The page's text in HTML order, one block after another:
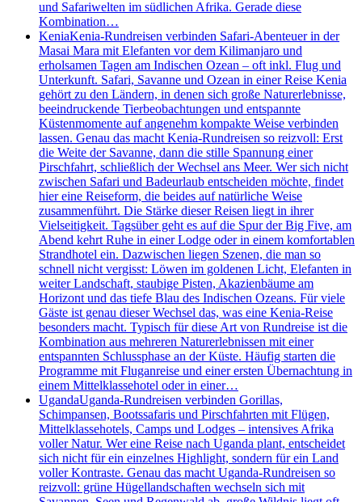
und Safariwelten im südlichen Afrika. Gerade diese
Kombination…
KeniaKenia-Rundreisen verbinden Safari-Abenteuer in der
Masai Mara mit Elefanten vor dem Kilimanjaro und
erholsamen Tagen am Indischen Ozean – oft inkl. Flug und
Unterkunft. Safari, Savanne und Ozean in einer Reise Kenia
gehört zu den Ländern, in denen sich große Naturerlebnisse,
beeindruckende Tierbeobachtungen und entspannte
Küstenmomente auf angenehm kompakte Weise verbinden
lassen. Genau das macht Kenia-Rundreisen so reizvoll: Erst
die Weite der Savanne, dann die stille Spannung einer
Pirschfahrt, schließlich der Wechsel ans Meer. Wer sich nicht
zwischen Safari und Badeurlaub entscheiden möchte, findet
hier eine Reiseform, die beides auf natürliche Weise
zusammenführt. Die Stärke dieser Reisen liegt in ihrer
Vielseitigkeit. Tagsüber geht es auf die Spur der Big Five, am
Abend kehrt Ruhe in einer Lodge oder in einem komfortablen
Strandhotel ein. Dazwischen liegen Szenen, die man so
schnell nicht vergisst: Löwen im goldenen Licht, Elefanten in
weiter Landschaft, staubige Pisten, Akazienbäume am
Horizont und das tiefe Blau des Indischen Ozeans. Für viele
Gäste ist genau dieser Wechsel das, was eine Kenia-Reise
besonders macht. Typisch für diese Art von Rundreise ist die
Kombination aus mehreren Naturerlebnissen mit einer
entspannten Schlussphase an der Küste. Häufig starten die
Programme mit Fluganreise und einer ersten Übernachtung in
einem Mittelklassehotel oder in einer…
UgandaUganda-Rundreisen verbinden Gorillas,
Schimpansen, Bootssafaris und Pirschfahrten mit Flügen,
Mittelklassehotels, Camps und Lodges – intensives Afrika
voller Natur. Wer eine Reise nach Uganda plant, entscheidet
sich nicht für ein einzelnes Highlight, sondern für ein Land
voller Kontraste. Genau das macht Uganda-Rundreisen so
reizvoll: grüne Hügellandschaften wechseln sich mit